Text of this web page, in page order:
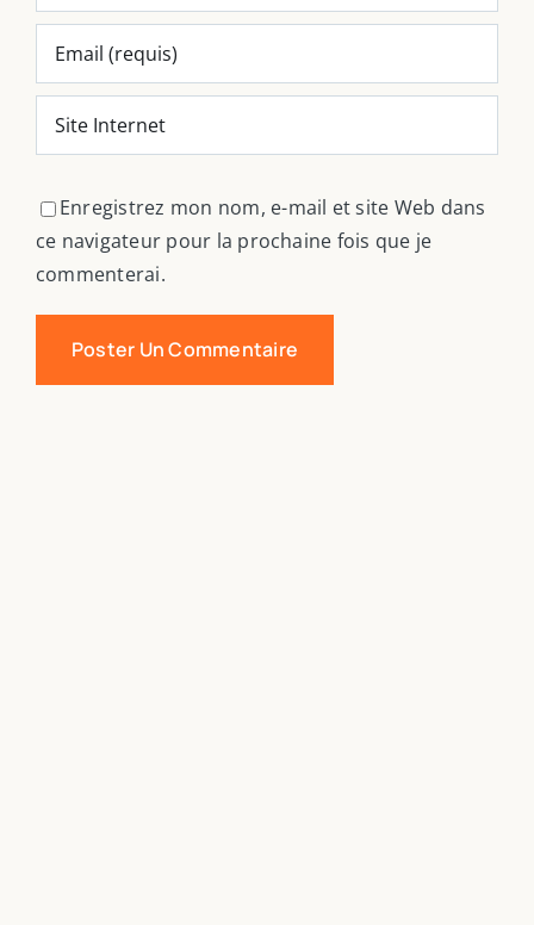
Enregistrez mon nom, e-mail et site Web dans
ce navigateur pour la prochaine fois que je
commenterai.